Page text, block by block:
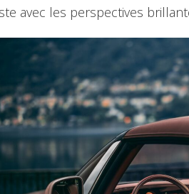
avec les perspectives